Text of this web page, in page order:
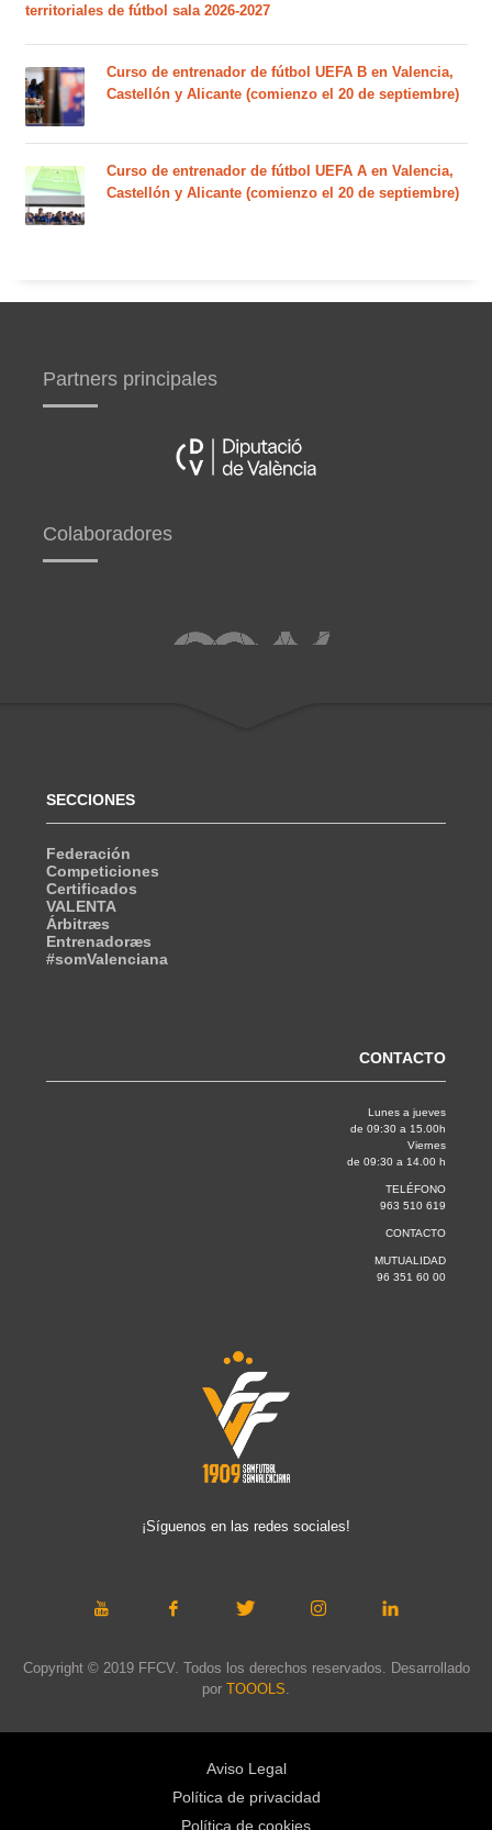
territoriales de fútbol sala 2026-2027
Curso de entrenador de fútbol UEFA B en Valencia,
Castellón y Alicante (comienzo el 20 de septiembre)
Curso de entrenador de fútbol UEFA A en Valencia,
Castellón y Alicante (comienzo el 20 de septiembre)
Partners principales
Colaboradores
SECCIONES
Federación
Competiciones
Certificados
VALENTA
Árbitræs
Entrenadoræs
#somValenciana
CONTACTO
Lunes a jueves
de 09:30 a 15.00h
Viernes
de 09:30 a 14.00 h
TELÉFONO
963 510 619
CONTACTO
MUTUALIDAD
96 351 60 00
¡Síguenos en las redes sociales!
Copyright © 2019 FFCV. Todos los derechos reservados. Desarrollado
por TOOOLS.
Aviso Legal
Política de privacidad
Política de cookies